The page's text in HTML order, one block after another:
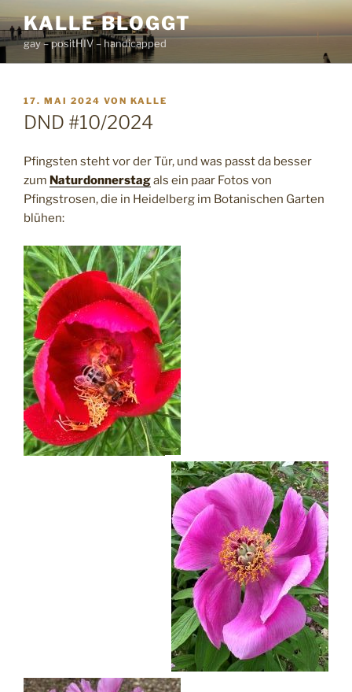
Inhalt
springen
KALLE BLOGGT
gay – positHIV – handicapped
VERÖFFENTLICHT
AM
17. MAI 2024 VON KALLE
DND #10/2024
Pfingsten steht vor der Tür, und was passt da besser
zum Naturdonnerstagals ein paar Fotos von
Pfingstrosen, die in Heidelberg im Botanischen Garten
blühen: